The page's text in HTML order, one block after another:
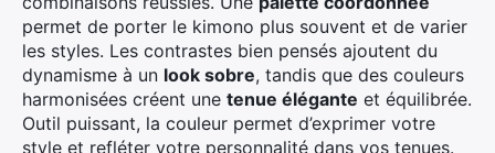
permet de porter le kimono plus souvent et de varier
les styles. Les contrastes bien pensés ajoutent du
dynamisme à un look sobre, tandis que des couleurs
harmonisées créent une tenue élégante et équilibrée.
Outil puissant, la couleur permet d’exprimer votre
style et refléter votre personnalité dans vos tenues.